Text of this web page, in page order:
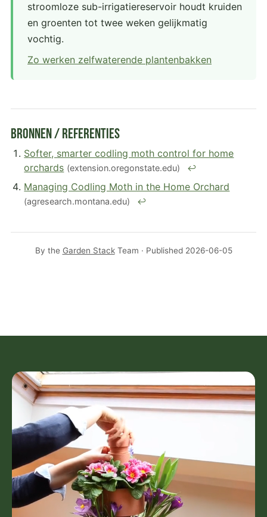
stroomloze sub-irrigatiereservoir houdt kruiden
en groenten tot twee weken gelijkmatig
vochtig.
Zo werken zelfwaterende plantenbakken
Bronnen / Referenties
Softer, smarter codling moth control for home
orchards (extension.oregonstate.edu) ↩
Managing Codling Moth in the Home Orchard
(agresearch.montana.edu) ↩
By the Garden StackTeam · Published 2026-06-05